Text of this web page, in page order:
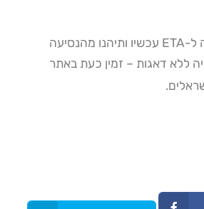
אל תחכו! הגישו בקשה ל-ETA עכשיו ותיהנו מהנסיעה
ללא דאגות – זמין כעת באתר